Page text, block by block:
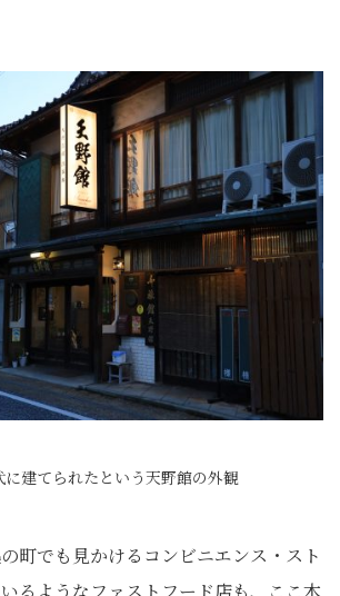
に建てられたという天野館の外観
町でも見かけるコンビニエンス・スト